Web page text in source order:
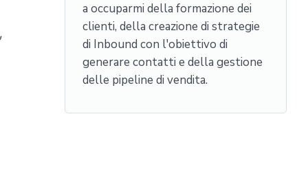
a occuparmi della formazione dei
clienti, della creazione di strategie
di Inbound con l'obiettivo di
generare contatti e della gestione
delle pipeline di vendita.